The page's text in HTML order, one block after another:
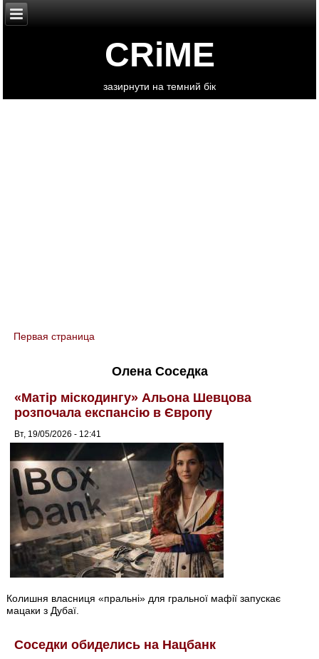
CRiME
зазирнути на темний бік
You are here
Первая страница
Олена Соседка
«Матір міскодингу» Альона Шевцова
розпочала експансію в Європу
Вт, 19/05/2026 - 12:41
Колишня власниця «пральні» для гральної мафії запускає
мацаки з Дубаї.
Соседки обиделись на Нацбанк